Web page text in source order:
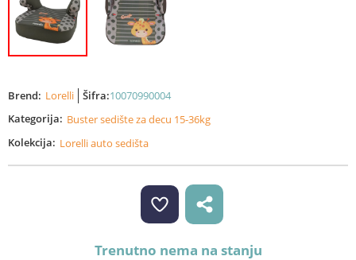
Brend: Lorelli Šifra:10070990004
Kategorija: Buster sedište za decu 15-36kg
Kolekcija: Lorelli auto sedišta
Trenutno nema na stanju